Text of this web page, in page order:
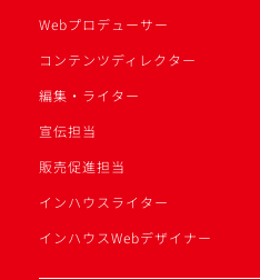
Webプロデューサー
コンテンツディレクター
編集・ライター
宣伝担当
販売促進担当
インハウスライター
インハウスWebデザイナー